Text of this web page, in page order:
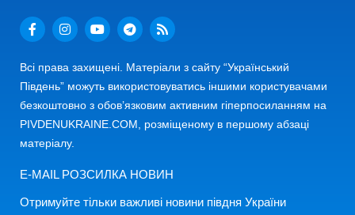
Всі права захищені. Матеріали з сайту “Український
Південь” можуть використовуватись іншими користувачами
безкоштовно з обов’язковим активним гіперпосиланням на
PIVDENUKRAINE.COM, розміщеному в першому абзаці
матеріалу.
E-MAIL РОЗСИЛКА НОВИН
Отримуйте тільки важливі новини півдня України